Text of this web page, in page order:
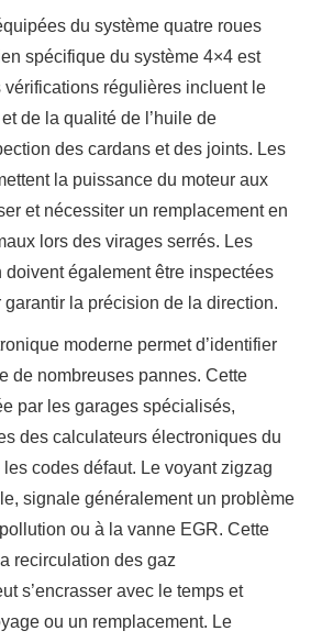
du système quatre roues
spécifique du système 4×4 est
régulières incluent le
de la qualité de l’huile de
des cardans et des joints. Les
la puissance du moteur aux
et nécessiter un remplacement en
lors des virages serrés. Les
doivent également être inspectées
la précision de la direction.
moderne permet d’identifier
de nombreuses pannes. Cette
par les garages spécialisés,
des calculateurs électroniques du
codes défaut. Le voyant zigzag
signale généralement un problème
ou à la vanne EGR. Cette
recirculation des gaz
s’encrasser avec le temps et
ou un remplacement. Le